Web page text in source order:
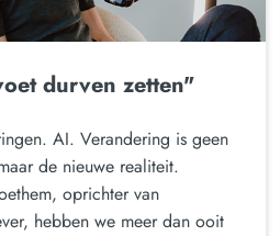
durven zetten"
AI. Verandering is geen
de nieuwe realiteit.
oprichter van
hebben we meer dan ooit